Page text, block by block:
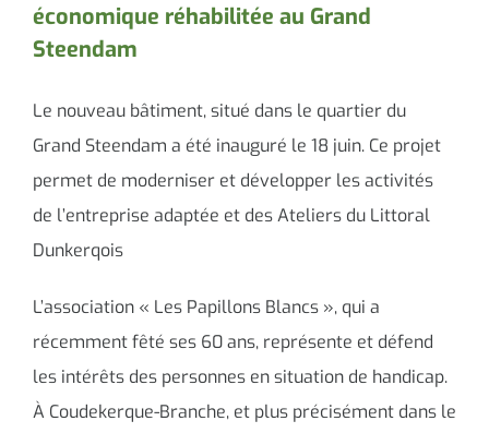
Culture et loisirs
Contacter le maire
économique réhabilitée au Grand
Steendam
Le nouveau bâtiment, situé dans le quartier du
Grand Steendam a été inauguré le 18 juin. Ce projet
permet de moderniser et développer les activités
de l’entreprise adaptée et des Ateliers du Littoral
Dunkerqois
L’association « Les Papillons Blancs », qui a
récemment fêté ses 60 ans, représente et défend
les intérêts des personnes en situation de handicap.
À Coudekerque-Branche, et plus précisément dans le